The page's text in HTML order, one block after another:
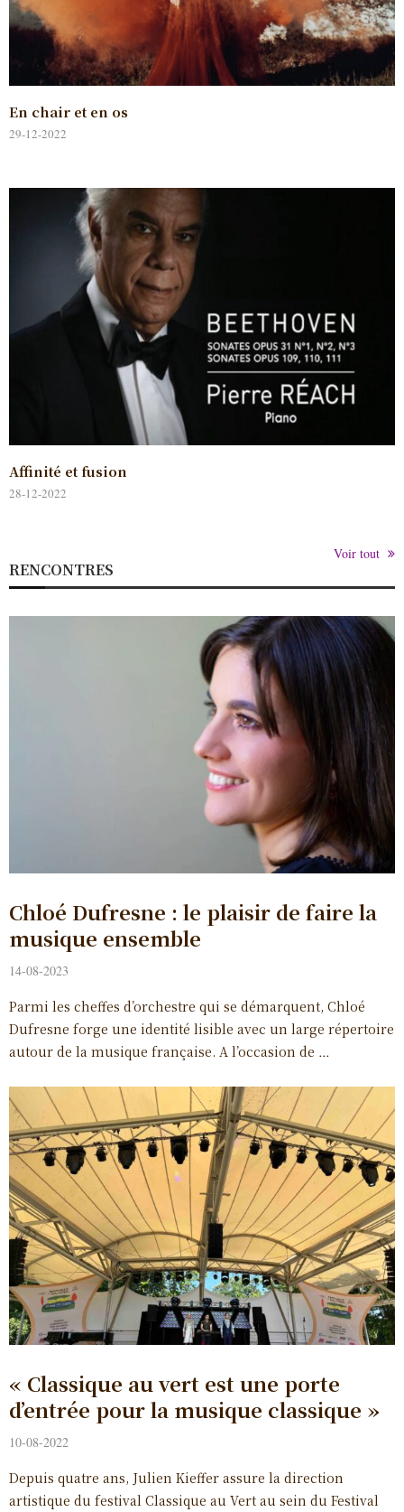
En chair et en os
29-12-2022
Affinité et fusion
28-12-2022
Voir tout
RENCONTRES
Chloé Dufresne : le plaisir de faire la
musique ensemble
14-08-2023
Parmi les cheffes d’orchestre qui se démarquent, Chloé
Dufresne forge une identité lisible avec un large répertoire
autour de la musique française. A l’occasion de …
« Classique au vert est une porte
d’entrée pour la musique classique »
10-08-2022
Depuis quatre ans, Julien Kieffer assure la direction
artistique du festival Classique au Vert au sein du Festival